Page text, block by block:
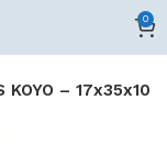
0
KOYO – 17x35x10